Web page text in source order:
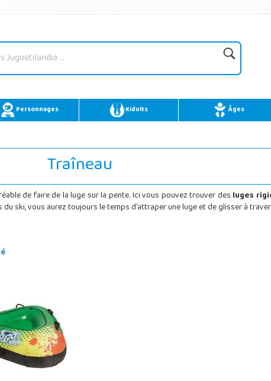
Personnages Kidults Âges
Traîneau
de faire de la luge sur la pente. Ici vous pouvez trouver desluges
ski, vous aurez toujours le temps d'attraper une luge et de glisser à